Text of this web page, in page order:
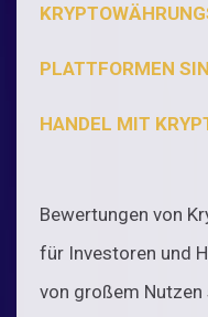
PLATTFORMEN
HANDEL MIT
Bewertungen von
für Investoren und
von großem Nutzen